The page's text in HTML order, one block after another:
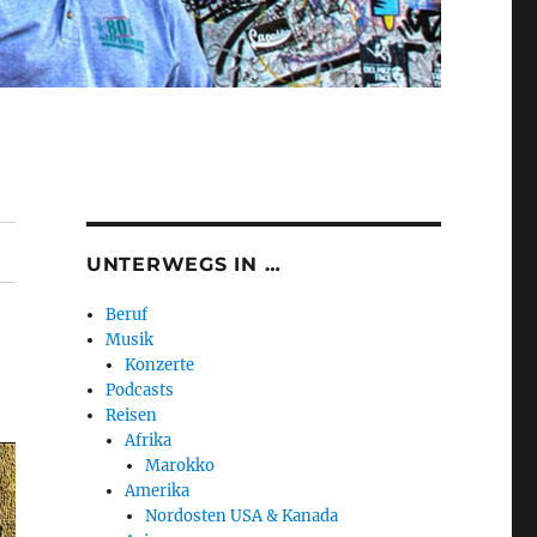
UNTERWEGS IN …
Beruf
Musik
Konzerte
Podcasts
Reisen
Afrika
Marokko
Amerika
Nordosten USA & Kanada